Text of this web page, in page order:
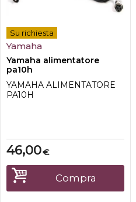
Su richiesta
Yamaha
Yamaha alimentatore
pa10h
YAMAHA ALIMENTATORE
PA10H
€
46,00
Compra